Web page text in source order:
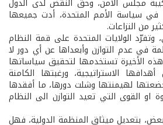
في سياسة الأمم المتحدة، أدت جميعها
من النزاعات.
وتفرّد الولايات المتحدة على قمة النظام
في عدم التوازن وأبعداها عن أي دور لا
هذه الأخيرة تستخدمها لتحقيق سياساتها
الاستراتيجية، ورغبتها الكامنة
لهيمنتها وشلت دورها، ما أفقدها
او القوى التي تعيد التوازن الى النظام
بتعديل ميثاق المنظمة الدولية، فهل